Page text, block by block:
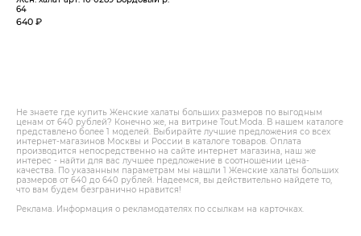
64
640 ₽
Не знаете где купить Женские халаты больших размеров по выгодным
ценам от 640 рублей? Конечно же, на витрине Tout.Modа. В нашем каталоге
представлено более 1 моделей. Выбирайте лучшие предложения со всех
интернет-магазинов Москвы и России в каталоге товаров. Оплата
производится непосредственно на сайте интернет магазина, наш же
интерес - найти для вас лучшее предложение в соотношении цена-
качества. По указанным параметрам мы нашли 1 Женские халаты больших
размеров от 640 до 640 рублей. Надеемся, вы действительно найдете то,
что вам будем безгранично нравится!
Реклама. Информация о рекламодателях по ссылкам на карточках.